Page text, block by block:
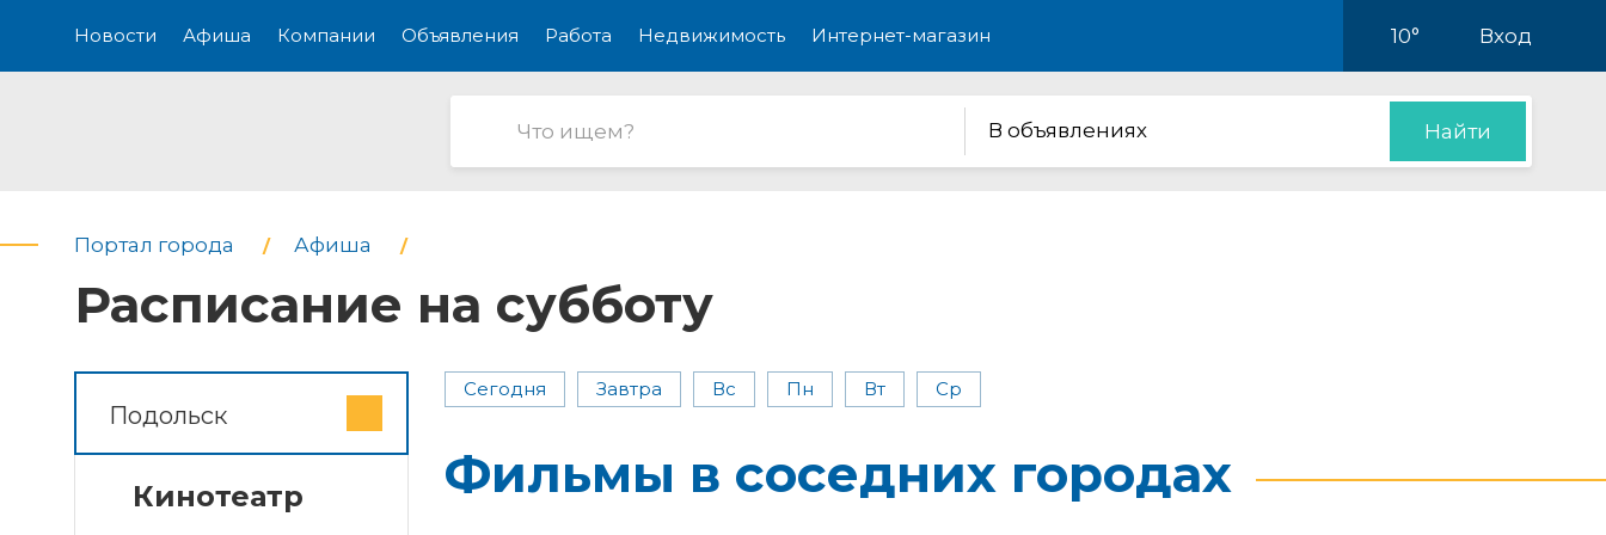
Новости Афиша Компании Объявления Работа Недвижимость Интернет-магазин 10° Вход
В объявлениях Найти
Портал города Афиша
Расписание на субботу
Подольск
Кинотеатр
Сегодня Завтра Вс Пн Вт Ср
Фильмы в соседних городах